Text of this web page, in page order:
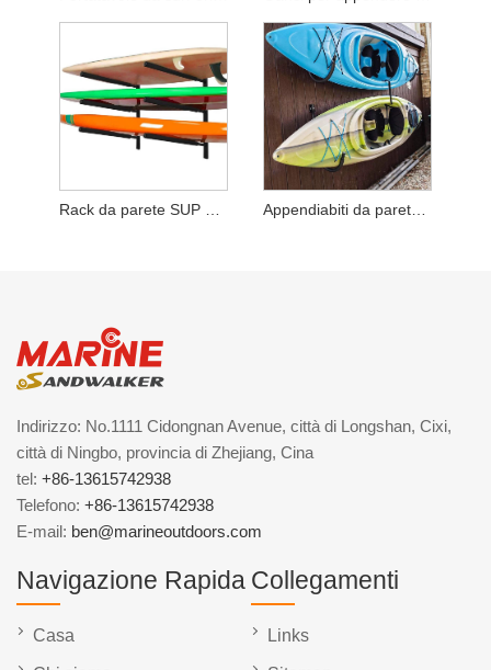
Indirizzo: No.1111 Cidongnan Avenue, città di Longshan, Cixi,
città di Ningbo, provincia di Zhejiang, Cina
tel: +86-13615742938
Telefono: +86-13615742938
E-mail: ben@marineoutdoors.com
Navigazione Rapida
Casa
Collegamenti
Links